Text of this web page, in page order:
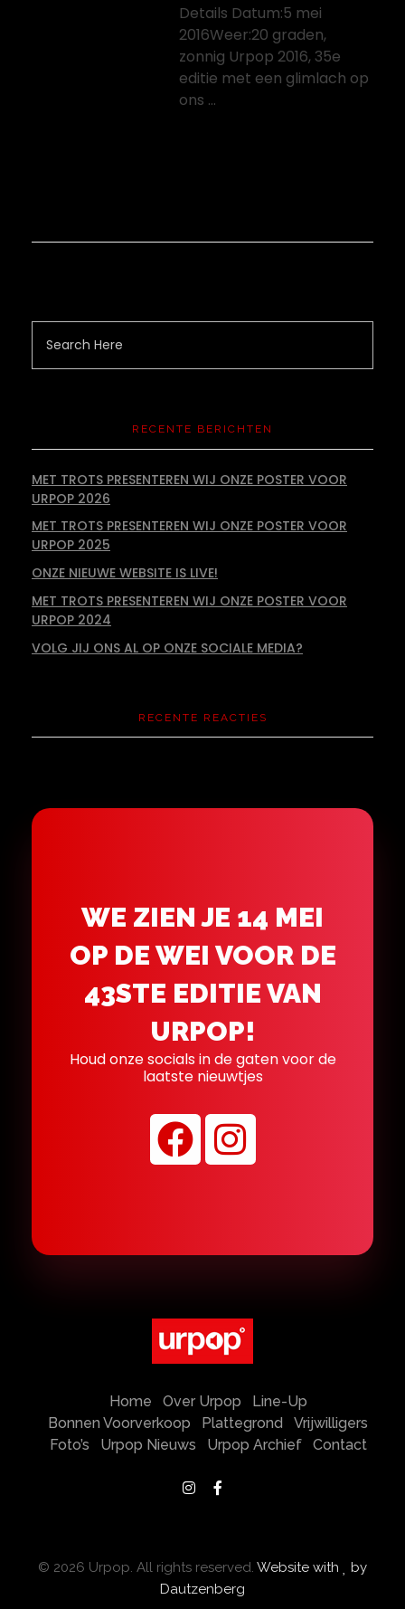
Details Datum:5 mei
2016Weer:20 graden,
zonnig Urpop 2016, 35e
editie met een glimlach op
ons ...
RECENTE BERICHTEN
MET TROTS PRESENTEREN WIJ ONZE POSTER VOOR
URPOP 2026
MET TROTS PRESENTEREN WIJ ONZE POSTER VOOR
URPOP 2025
ONZE NIEUWE WEBSITE IS LIVE!
MET TROTS PRESENTEREN WIJ ONZE POSTER VOOR
URPOP 2024
VOLG JIJ ONS AL OP ONZE SOCIALE MEDIA?
RECENTE REACTIES
WE ZIEN JE 14 MEI
OP DE WEI VOOR DE
43STE EDITIE VAN
URPOP!
Houd onze socials in de gaten voor de
laatste nieuwtjes
Home Over Urpop
Line-Up
Bonnen Voorverkoop
Plattegrond
Vrijwilligers
Foto’s
Urpop Nieuws Urpop Archief Contact
© 2026 Urpop. All rights reserved. Website with
by
Dautzenberg